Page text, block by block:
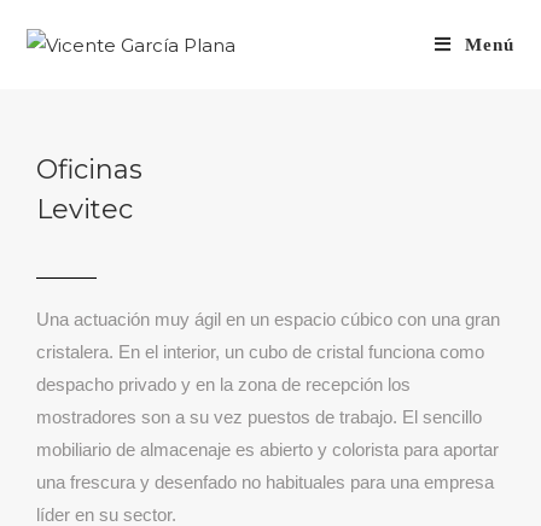
Menú
Oficinas
Levitec
Una actuación muy ágil en un espacio cúbico con una gran
cristalera. En el interior, un cubo de cristal funciona como
despacho privado y en la zona de recepción los
mostradores son a su vez puestos de trabajo. El sencillo
mobiliario de almacenaje es abierto y colorista para aportar
una frescura y desenfado no habituales para una empresa
líder en su sector.